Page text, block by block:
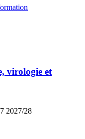
virologie et
2027/28